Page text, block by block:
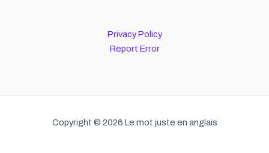
Privacy Policy
Report Error
Copyright © 2026 Le mot juste en anglais